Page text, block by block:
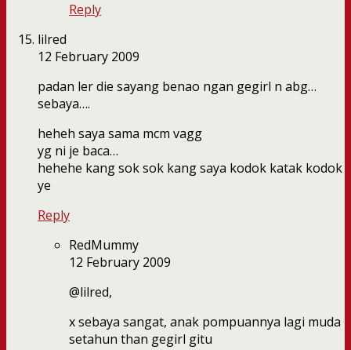
Reply
lilred
12 February 2009
padan ler die sayang benao ngan gegirl n abg…
sebaya….
heheh saya sama mcm vagg
yg ni je baca…
hehehe kang sok sok kang saya kodok katak kodok
ye
Reply
RedMummy
12 February 2009
@lilred,
x sebaya sangat, anak pompuannya lagi muda
setahun than gegirl gitu